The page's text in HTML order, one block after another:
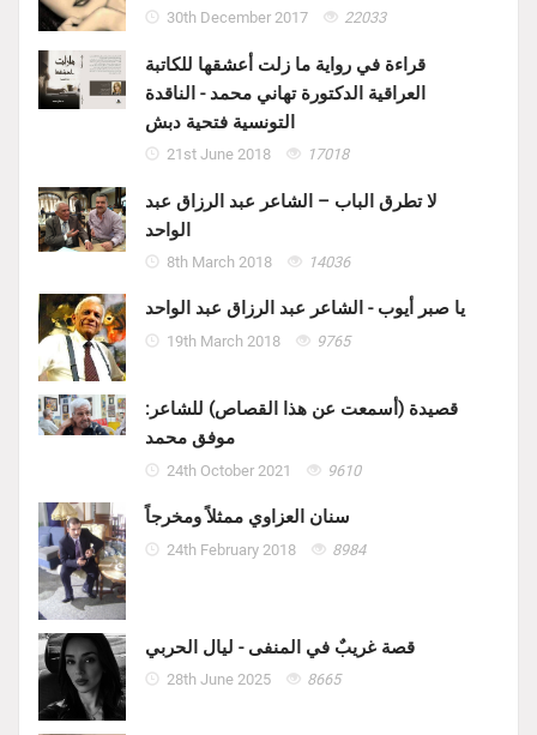
30th December 2017 22033
قراءة في رواية ما زلت أعشقها للكاتبة
العراقية الدكتورة تهاني محمد - الناقدة
التونسية فتحية دبش
21st June 2018 17018
لا تطرق الباب – الشاعر عبد الرزاق عبد
الواحد
8th March 2018 14036
يا صبر أيوب - الشاعر عبد الرزاق عبد الواحد
19th March 2018 9765
قصيدة (أسمعت عن هذا القصاص) للشاعر:
موفق محمد
24th October 2021 9610
سنان العزاوي ممثلاً ومخرجاً
24th February 2018 8984
قصة غريبٌ في المنفى - ليال الحربي
28th June 2025 8665